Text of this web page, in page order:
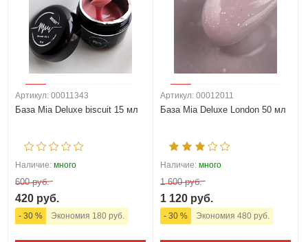
Артикул: 00011343
База Mia Deluxe biscuit 15 мл
Наличие: много
600 руб.
420 руб.
- 30 % Экономия 180 руб.
Артикул: 00012011
База Mia Deluxe London 50 мл
Наличие: много
1 600 руб.
1 120 руб.
- 30 % Экономия 480 руб.